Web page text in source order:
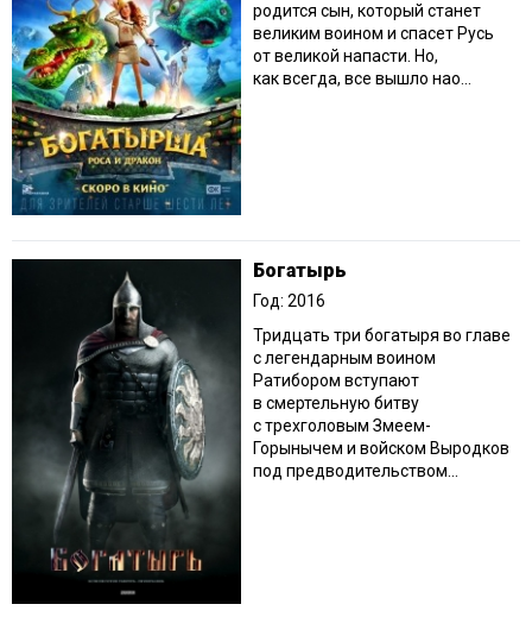
родится сын, который станет
великим воином и спасет Русь
от великой напасти. Но,
как всегда, все вышло нао...
Богатырь
Год: 2016
Тридцать три богатыря во главе
с легендарным воином
Ратибором вступают
в смертельную битву
с трехголовым Змеем-
Горынычем и войском Выродков
под предводительством...